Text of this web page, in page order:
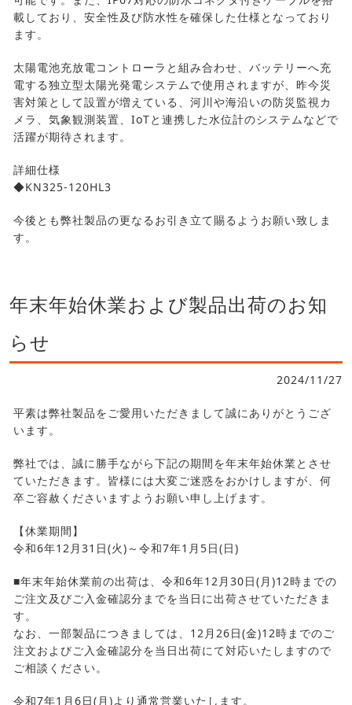
載しており、安全性及び防水性を確保した仕様となっており
ます。
太陽電池充放電コントローラと組み合わせ、バッテリーへ充
電する独立型太陽光発電システムで使用されますが、昨今災
害対策として設置が増えている、河川や海沿いの防災監視カ
メラ、気象観測装置、IoTと連携した水位計のシステムなどで
活躍が期待されます。
詳細仕様
◆KN325-120HL3
今後とも弊社製品の更なるお引き立て賜るようお願い致しま
す。
年末年始休業および製品出荷のお知
らせ
2024/11/27
平素は弊社製品をご愛用いただきまして誠にありがとうござ
います。
弊社では、誠に勝手ながら下記の期間を年末年始休業とさせ
ていただきます。皆様には大変ご迷惑をおかけしますが、何
卒ご容赦くださいますようお願い申し上げます。
【休業期間】
令和6年12月31日(火)～令和7年1月5日(日)
■年末年始休業前の出荷は、令和6年12月30日(月)12時までの
ご注文及びご入金確認分までを当日に出荷させていただきま
す。
なお、一部製品につきましては、12月26日(金)12時までのご
注文およびご入金確認分を当日出荷にて対応いたしますので
ご相談ください。
令和7年1月6日(月)より通常営業いたします。